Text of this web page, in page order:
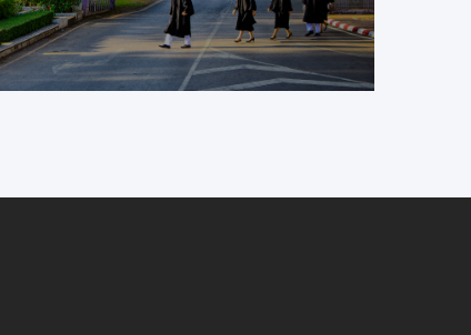
ช. 28/4/2563 9:45:42